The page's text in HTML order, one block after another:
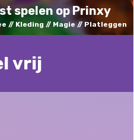
spelen op Prinxy
Kleding Magie Platleggen
vrij